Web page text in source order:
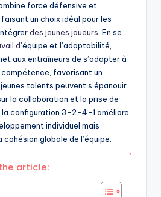
force défensive et
un choix idéal pour les
des jeunes joueurs . En se
d’équipe et l’adaptabilité,
aux entraîneurs de s’adapter à
favorisant un
talents peuvent s’épanouir.
la collaboration et la prise de
configuration 3-2-4-1 améliore
individuel mais
globale de l’équipe.
article: